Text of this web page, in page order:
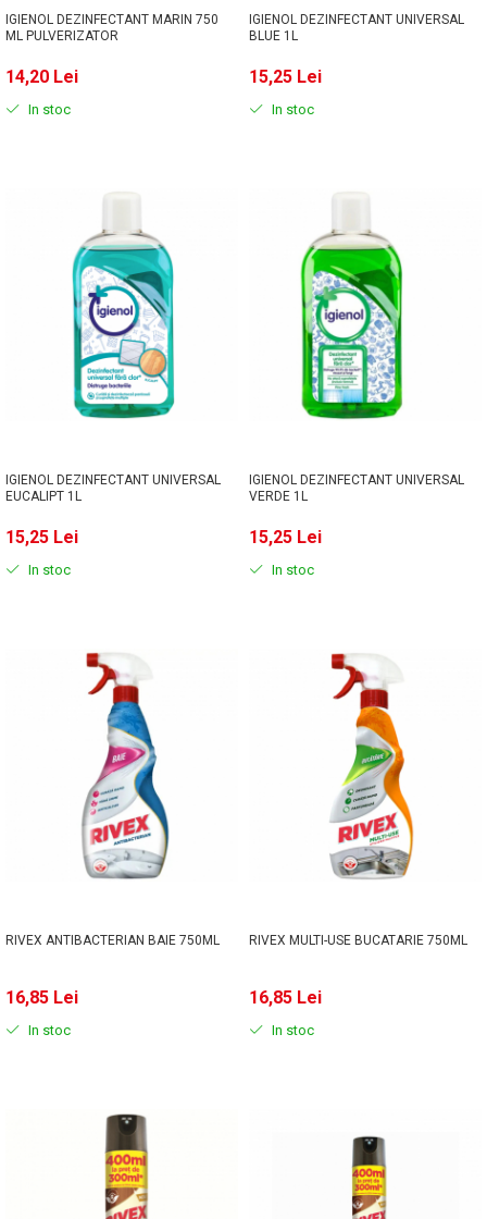
IGIENOL DEZINFECTANT MARIN 750
ML PULVERIZATOR
14,20 Lei
In stoc
IGIENOL DEZINFECTANT UNIVERSAL
BLUE 1L
15,25 Lei
In stoc
IGIENOL DEZINFECTANT UNIVERSAL
EUCALIPT 1L
15,25 Lei
In stoc
IGIENOL DEZINFECTANT UNIVERSAL
VERDE 1L
15,25 Lei
In stoc
RIVEX ANTIBACTERIAN BAIE 750ML
16,85 Lei
In stoc
RIVEX MULTI-USE BUCATARIE 750ML
16,85 Lei
In stoc